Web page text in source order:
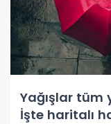
Yağışlar tüm
İşte haritalı